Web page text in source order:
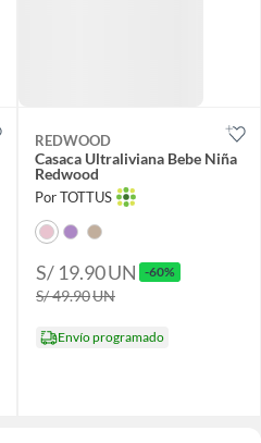
REDWOOD
Casaca Ultraliviana Bebe Niña
Redwood
Por TOTTUS
S/ 19.90UN -60%
S/ 49.90UN
Envío programado